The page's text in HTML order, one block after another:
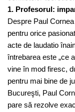
1. Profesorul:
Despre Paul
pentru orice
acte de laudatio
întrebarea este „ce
vine în mod firesc,
pentru mai bine de
Bucureşti, Paul
pare să rezolve